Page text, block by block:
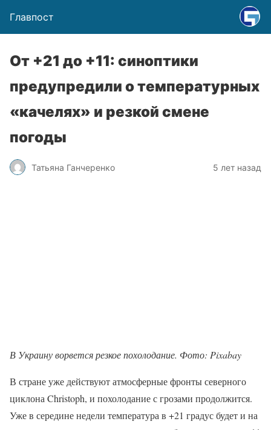
Главпост
От +21 до +11: синоптики
предупредили о температурных
«качелях» и резкой смене
погоды
Татьяна Ганчеренко 5 лет назад
В Украину ворвется резкое похолодание. Фото: Pixabay
В стране уже действуют атмосферные фронты северного
циклона Christoph, и похолодание с грозами продолжится.
Уже в середине недели температура в +21 градус будет и на